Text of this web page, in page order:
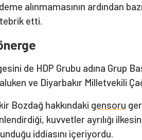
alınmamasının ardından
etti.
de HDP Grubu adına Grup
ve Diyarbakır Milletvekili
Bozdağ hakkındaki gensoru
kuvvetler ayrılığı
iddiasını içeriyordu.